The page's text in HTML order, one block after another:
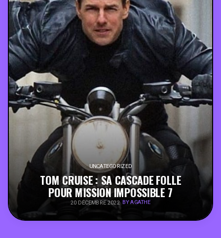
ART
JEUX-VIDÉO
VINTAGE
PEOPLE
FOOD
BONS PLANS
SOUTENEZ KULTT
UNCATEGORIZED
TOM CRUISE : SA CASCADE FOLLE
POUR MISSION IMPOSSIBLE 7
20 DÉCEMBRE 2022 BY AGATHE